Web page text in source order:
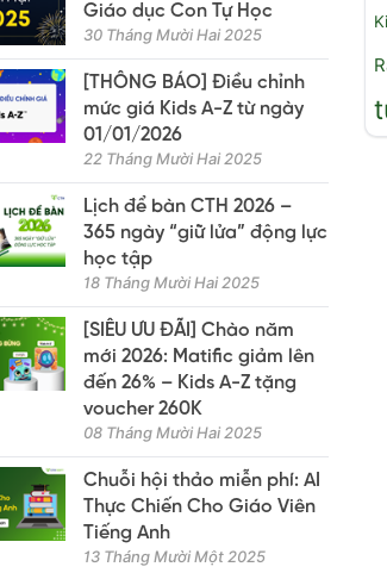
Giáo dục Con Tự Học
30 Tháng Mười Hai 2025
[THÔNG BÁO] Điều chỉnh
mức giá Kids A-Z từ ngày
01/01/2026
22 Tháng Mười Hai 2025
Lịch để bàn CTH 2026 –
365 ngày “giữ lửa” động lực
học tập
18 Tháng Mười Hai 2025
[SIÊU ƯU ĐÃI] Chào năm
mới 2026: Matific giảm lên
đến 26% – Kids A-Z tặng
voucher 260K
08 Tháng Mười Hai 2025
Chuỗi hội thảo miễn phí: AI
Thực Chiến Cho Giáo Viên
Tiếng Anh
13 Tháng Mười Một 2025